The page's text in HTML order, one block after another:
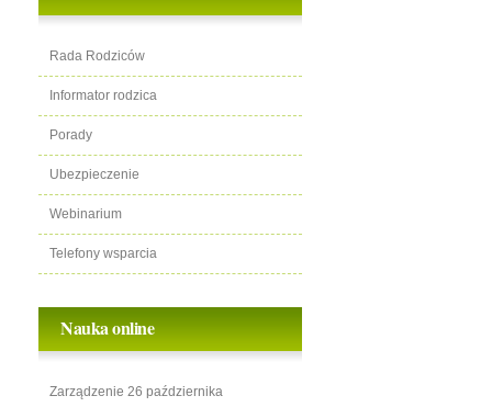
Rada Rodziców
Informator rodzica
Porady
Ubezpieczenie
Webinarium
Telefony wsparcia
Nauka online
Zarządzenie 26 października